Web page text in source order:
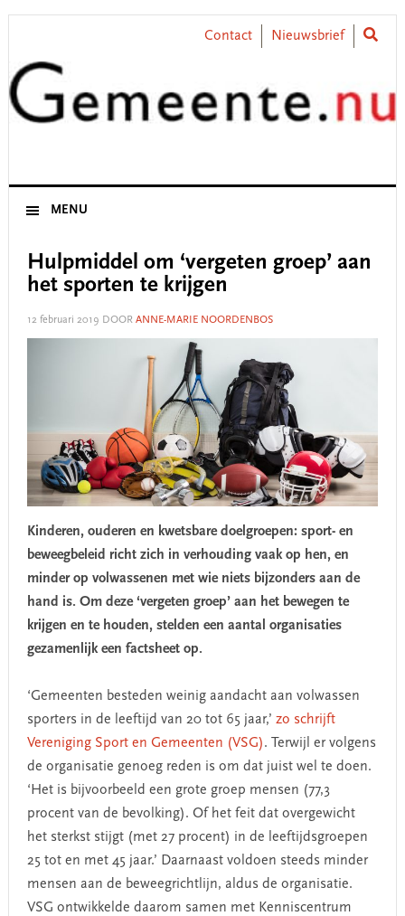
Skip
primary
navigation
Skip
content
Skip
primary
sidebar
Skip
footer
Contact Nieuwsbrief
MENU
Hulpmiddel om ‘vergeten groep’ aan
het sporten te krijgen
12 februari 2019 DOOR ANNE-MARIE NOORDENBOS
Kinderen, ouderen en kwetsbare doelgroepen: sport- en
beweegbeleid richt zich in verhouding vaak op hen, en
minder op volwassenen met wie niets bijzonders aan de
hand is. Om deze ‘vergeten groep’ aan het bewegen te
krijgen en te houden, stelden een aantal organisaties
gezamenlijk een factsheet op.
‘Gemeenten besteden weinig aandacht aan volwassen
sporters in de leeftijd van 20 tot 65 jaar,’ zo schrijft
Vereniging Sport en Gemeenten (VSG). Terwijl er volgens
de organisatie genoeg reden is om dat juist wel te doen.
‘Het is bijvoorbeeld een grote groep mensen (77,3
procent van de bevolking). Of het feit dat overgewicht
het sterkst stijgt (met 27 procent) in de leeftijdsgroepen
25 tot en met 45 jaar.’ Daarnaast voldoen steeds minder
mensen aan de beweegrichtlijn, aldus de organisatie.
VSG ontwikkelde daarom samen met Kenniscentrum